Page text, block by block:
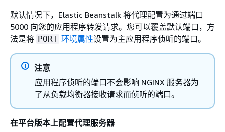
默认情况下，Elastic Beanstalk 将代理配置为通过端口
5000 向您的应用程序转发请求。您可以覆盖默认端口，方
法是将 PORT 环境属性设置为主应用程序侦听的端口。
注意
应用程序侦听的端口不会影响 NGINX 服务器为
了从负载均衡器接收请求而侦听的端口。
在平台版本上配置代理服务器